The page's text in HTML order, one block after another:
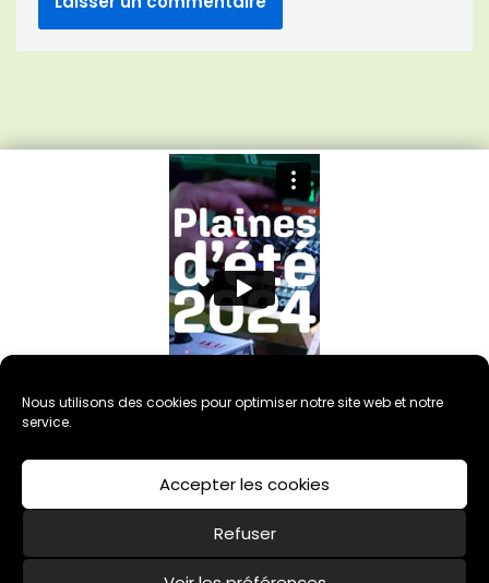
Nous utilisons des cookies pour optimiser notre site web et notre
service.
Accepter les cookies
Refuser